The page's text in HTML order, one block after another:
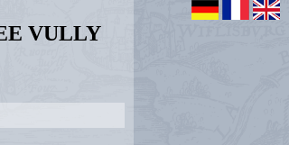
VULLY